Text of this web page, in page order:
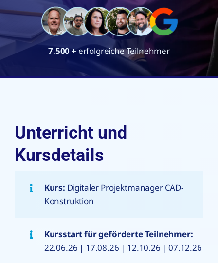
7.500+erfolgreiche Teilnehmer
Unterricht und
Kursdetails
Kurs: Digitaler Projektmanager CAD-
Konstruktion
Kursstart für geförderte Teilnehmer:
22.06.26 | 17.08.26 | 12.10.26 | 07.12.26